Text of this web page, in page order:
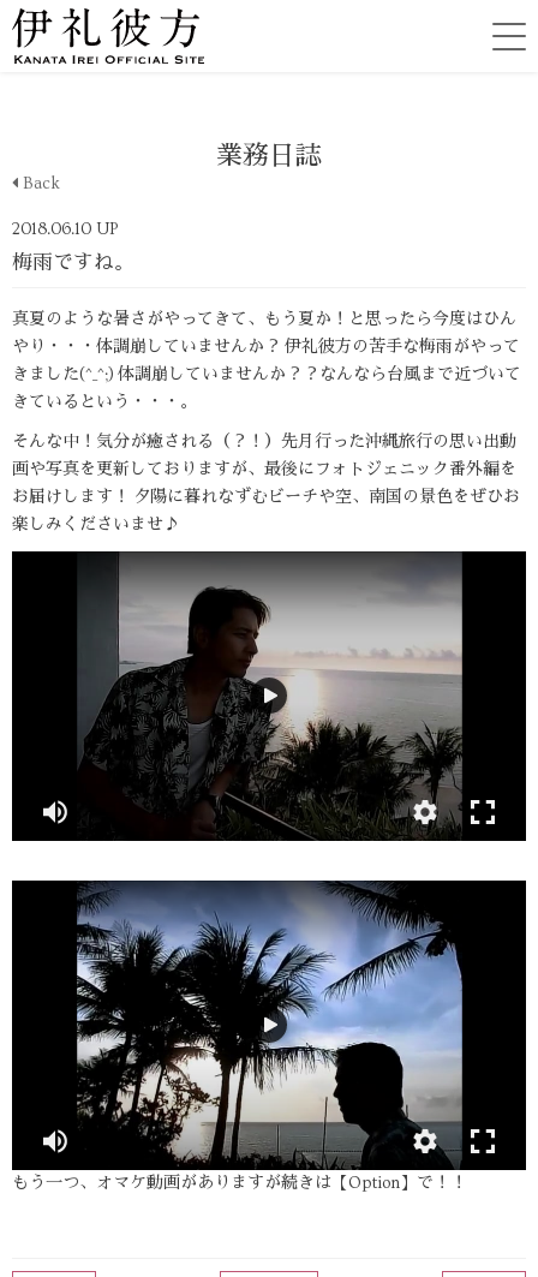
業務日誌
Back
2018.06.10 UP
梅雨ですね。
真夏のような暑さがやってきて、もう夏か！と思ったら今度はひん
やり・・・体調崩していませんか？ 伊礼彼方の苦手な梅雨がやって
きました(^_^;) 体調崩していませんか？？なんなら台風まで近づいて
きているという・・・。
そんな中！気分が癒される（？！）先月行った沖縄旅行の思い出動
画や写真を更新しておりますが、最後にフォトジェニック番外編を
お届けします！ 夕陽に暮れなずむビーチや空、南国の景色をぜひお
楽しみくださいませ♪
もう一つ、オマケ動画がありますが続きは【Option】で！！